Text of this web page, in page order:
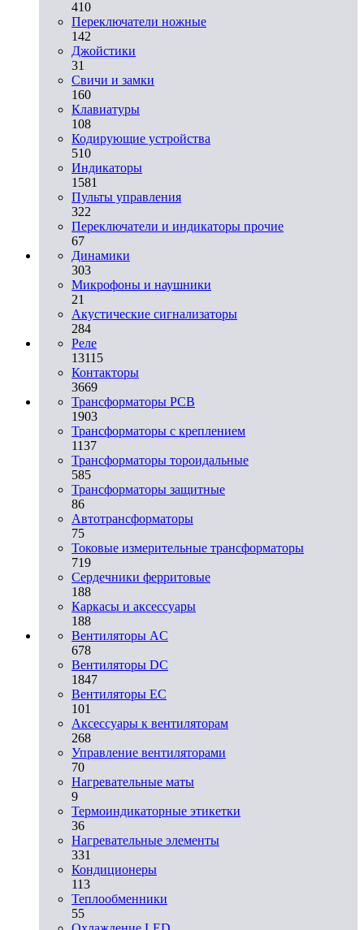
410
Переключатели ножные
142
Джойстики
31
Свичи и замки
160
Клавиатуры
108
Кодирующие устройства
510
Индикаторы
1581
Пульты управления
322
Переключатели и индикаторы прочие
67
Динамики
303
Микрофоны и наушники
21
Акустические сигнализаторы
284
Реле
13115
Контакторы
3669
Трансформаторы PCB
1903
Трансформаторы с креплением
1137
Трансформаторы тороидальные
585
Трансформаторы защитные
86
Автотрансформаторы
75
Токовые измерительные трансформаторы
719
Сердечники ферритовые
188
Каркасы и аксессуары
188
Вентиляторы AC
678
Вентиляторы DC
1847
Вентиляторы EC
101
Аксессуары к вентиляторам
268
Управление вентиляторами
70
Нагревательные маты
9
Термоиндикаторные этикетки
36
Нагревательные элементы
331
Кондиционеры
113
Теплообменники
55